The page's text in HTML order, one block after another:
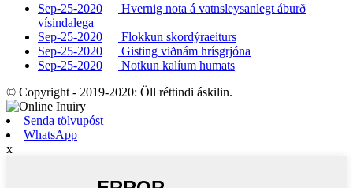
Sep-25-2020
Hvernig nota á vatnsleysanlegt áburð
vísindalega
Sep-25-2020
Flokkun skordýraeiturs
Sep-25-2020
Gisting viðnám hrísgrjóna
Sep-25-2020
Notkun kalíum humats
© Copyright - 2019-2020: Öll réttindi áskilin.
Senda tölvupóst
WhatsApp
x